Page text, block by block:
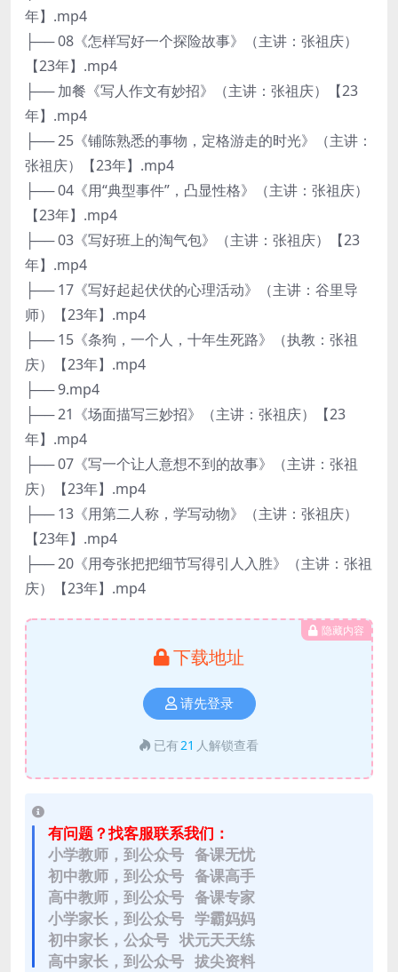
年】.mp4
├── 08《怎样写好一个探险故事》（主讲：张祖庆）
【23年】.mp4
├── 加餐《写人作文有妙招》（主讲：张祖庆）【23
年】.mp4
├── 25《铺陈熟悉的事物，定格游走的时光》（主讲：
张祖庆）【23年】.mp4
├── 04《用“典型事件”，凸显性格》（主讲：张祖庆）
【23年】.mp4
├── 03《写好班上的淘气包》（主讲：张祖庆）【23
年】.mp4
├── 17《写好起起伏伏的心理活动》（主讲：谷里导
师）【23年】.mp4
├── 15《条狗，一个人，十年生死路》（执教：张祖
庆）【23年】.mp4
├── 9.mp4
├── 21《场面描写三妙招》（主讲：张祖庆）【23
年】.mp4
├── 07《写一个让人意想不到的故事》（主讲：张祖
庆）【23年】.mp4
├── 13《用第二人称，学写动物》（主讲：张祖庆）
【23年】.mp4
├── 20《用夸张把把细节写得引人入胜》（主讲：张祖
庆）【23年】.mp4
隐藏内容
下载地址
请先登录
已有21 人解锁查看
有问题？找客服联系我们：
小学教师，到公众号 备课无忧
初中教师，到公众号 备课高手
高中教师，到公众号 备课专家
小学家长，到公众号 学霸妈妈
初中家长，公众号 状元天天练
高中家长，到公众号 拔尖资料